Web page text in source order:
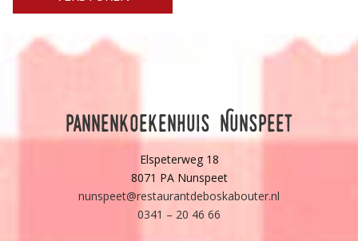
Pannenkoekenhuis Nunspeet
Elspeterweg 18
8071 PA Nunspeet
nunspeet@restaurantdeboskabouter.nl
0341 – 20 46 66